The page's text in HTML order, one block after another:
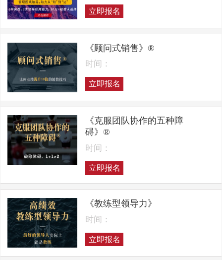
立即报名
《顾问式销售》®
时间：
立即报名
《克服团队协作的五种障
碍》®
时间：
立即报名
《教练型领导力》
时间：
立即报名